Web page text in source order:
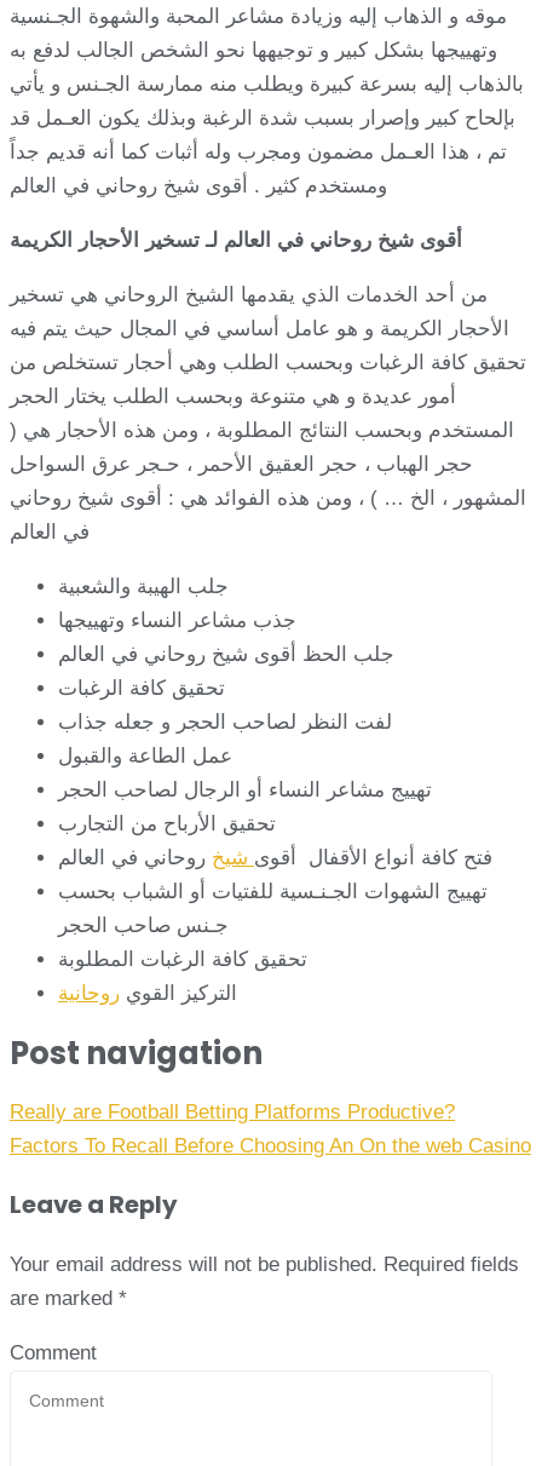
موقه و الذهاب إليه وزيادة مشاعر المحبة والشهوة الجـنسية
وتهييجها بشكل كبير و توجيهها نحو الشخص الجالب لدفع به
بالذهاب إليه بسرعة كبيرة ويطلب منه ممارسة الجـنس و يأتي
بإلحاح كبير وإصرار بسبب شدة الرغبة وبذلك يكون العـمل قد
تم ، هذا العـمل مضمون ومجرب وله أثبات كما أنه قديم جداً
ومستخدم كثير . أقوى شيخ روحاني في العالم
من أحد الخدمات الذي يقدمها الشيخ الروحاني هي تسخير
الأحجار الكريمة و هو عامل أساسي في المجال حيث يتم فيه
تحقيق كافة الرغبات وبحسب الطلب وهي أحجار تستخلص من
أمور عديدة و هي متنوعة وبحسب الطلب يختار الحجر
المستخدم وبحسب النتائج المطلوبة ، ومن هذه الأحجار هي (
حجر الهباب ، حجر العقيق الأحمر ، حـجر عرق السواحل
المشهور ، الخ … ) ، ومن هذه الفوائد هي : أقوى شيخ روحاني
في العالم
جلب الهيبة والشعبية
جذب مشاعر النساء وتهييجها
جلب الحظ أقوى شيخ روحاني في العالم
تحقيق كافة الرغبات
لفت النظر لصاحب الحجر و جعله جذاب
عمل الطاعة والقبول
تهييج مشاعر النساء أو الرجال لصاحب الحجر
تحقيق الأرباح من التجارب
فتح كافة أنواع الأقفال أقوى شيخ روحاني في العالم
تهييج الشهوات الجـنـسية للفتيات أو الشباب بحسب
جـنس صاحب الحجر
تحقيق كافة الرغبات المطلوبة
التركيز القوي روحانية
Post navigation
Really are Football Betting Platforms Productive?
Factors To Recall Before Choosing An On the web Casino
Leave a Reply
Your email address will not be published. Required fields
are marked *
Comment